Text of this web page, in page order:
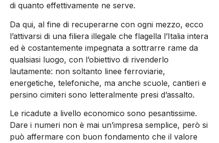
di quanto effettivamente ne serve.
Da qui, al fine di recuperarne con ogni mezzo, ecco
l’attivarsi di una filiera illegale che flagella l’Italia intera
ed è costantemente impegnata a sottrarre rame da
qualsiasi luogo, con l’obiettivo di rivenderlo
lautamente: non soltanto linee ferroviarie,
energetiche, telefoniche, ma anche scuole, cantieri e
persino cimiteri sono letteralmente presi d’assalto.
Le ricadute a livello economico sono pesantissime.
Dare i numeri non è mai un’impresa semplice, però si
può affermare con buon fondamento che il valore